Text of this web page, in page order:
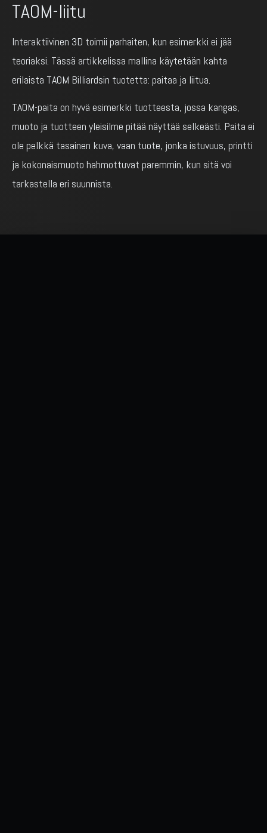
TAOM-liitu
Interaktiivinen 3D toimii parhaiten, kun esimerkki ei jää
teoriaksi. Tässä artikkelissa mallina käytetään kahta
erilaista TAOM Billiardsin tuotetta: paitaa ja liitua.
TAOM-paita on hyvä esimerkki tuotteesta, jossa kangas,
muoto ja tuotteen yleisilme pitää näyttää selkeästi. Paita ei
ole pelkkä tasainen kuva, vaan tuote, jonka istuvuus, printti
ja kokonaismuoto hahmottuvat paremmin, kun sitä voi
tarkastella eri suunnista.